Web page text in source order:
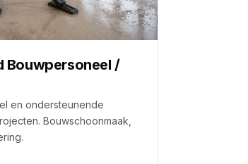
Bouwpersoneel /
en ondersteunende
Bouwschoonmaak,